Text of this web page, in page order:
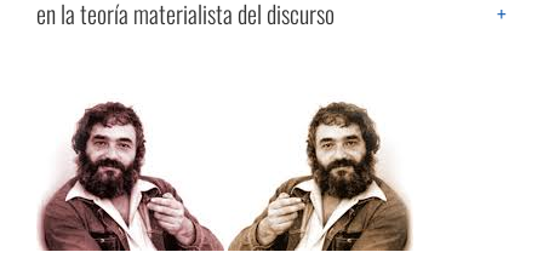
en la teoría materialista del discurso
+